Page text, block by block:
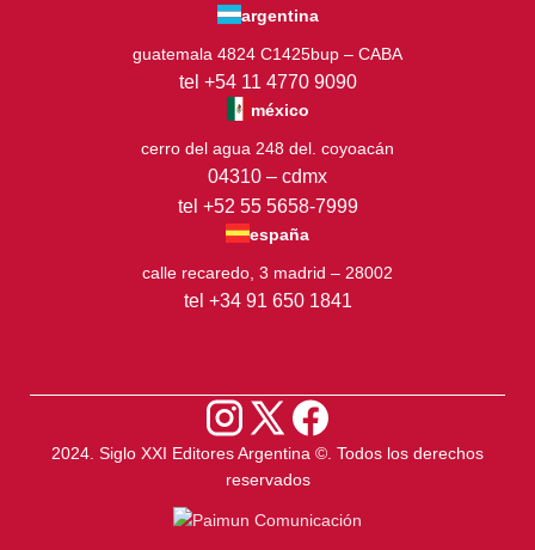
argentina
guatemala 4824 C1425bup – CABA
tel +54 11 4770 9090
méxico
cerro del agua 248 del. coyoacán
04310 – cdmx
tel +52 55 5658-7999
españa
calle recaredo, 3 madrid – 28002
tel +34 91 650 1841
2024. Siglo XXI Editores Argentina ©️. Todos los derechos
reservados